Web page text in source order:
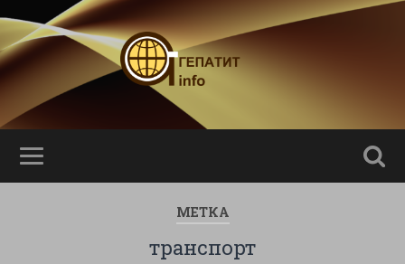
МЕТКА
транспорт